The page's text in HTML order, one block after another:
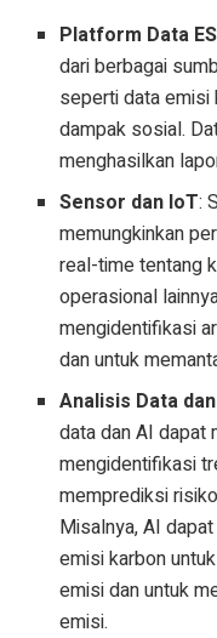
Platform Data
dari berbagai
seperti data emisi
dampak sosial.
menghasilkan
Sensor dan IoT:
memungkinkan
real-time tentang
operasional
mengidentifikasi
dan untuk
Analisis Data
data dan AI dapat
mengidentifikasi
memprediksi
Misalnya, AI
emisi karbon
emisi dan untuk
emisi.